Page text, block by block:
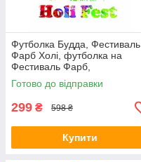
Футболка Будда, Фестиваль
Фарб Холі, футболка на
Фестиваль Фарб,
Рекомендується на Holi Fest!
Готово до відправки
299 ₴ 598 ₴
Купити